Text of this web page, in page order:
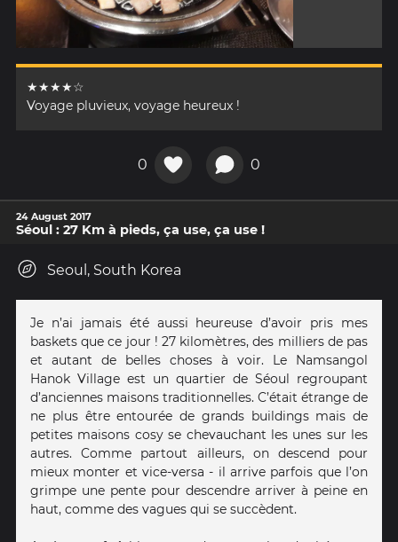
★★★★☆
Voyage pluvieux, voyage heureux !
0 0
24 August 2017
Séoul : 27 Km à pieds, ça use, ça use !
Seoul, South Korea
Je n’ai jamais été aussi heureuse d’avoir pris mes
baskets que ce jour ! 27 kilomètres, des milliers de pas
et autant de belles choses à voir. Le Namsangol
Hanok Village est un quartier de Séoul regroupant
d’anciennes maisons traditionnelles. C’était étrange de
ne plus être entourée de grands buildings mais de
petites maisons cosy se chevauchant les unes sur les
autres. Comme partout ailleurs, on descend pour
mieux monter et vice-versa - il arrive parfois que l’on
grimpe une pente pour descendre arriver à peine en
haut, comme des vagues qui se succèdent.